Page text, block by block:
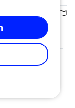
Strom (Zelt,